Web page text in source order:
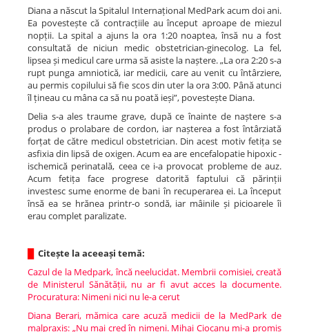
Diana a născut la Spitalul Internațional MedPark acum doi ani.
Ea povestește că contracțiile au început aproape de miezul
nopții. La spital a ajuns la ora 1:20 noaptea, însă nu a fost
consultată de niciun medic obstetrician-ginecolog. La fel,
lipsea și medicul care urma să asiste la naștere. „La ora 2:20 s-a
rupt punga amniotică, iar medicii, care au venit cu întârziere,
au permis copilului să fie scos din uter la ora 3:00. Până atunci
îl țineau cu mâna ca să nu poată ieși”, povestește Diana.
Delia s-a ales traume grave, după ce înainte de naștere s-a
produs o prolabare de cordon, iar nașterea a fost întârziată
forțat de către medicul obstetrician. Din acest motiv fetița se
asfixia din lipsă de oxigen. Acum ea are encefalopatie hipoxic -
ischemică perinatală, ceea ce i-a provocat probleme de auz.
Acum fetița face progrese datorită faptului că părinții
investesc sume enorme de bani în recuperarea ei. La început
însă ea se hrănea printr-o sondă, iar mâinile și picioarele îi
erau complet paralizate.
Citește la aceeași temă:
Cazul de la Medpark, încă neelucidat. Membrii comisiei, creată
de Ministerul Sănătății, nu ar fi avut acces la documente.
Procuratura: Nimeni nici nu le-a cerut
Diana Berari, mămica care acuză medicii de la MedPark de
malpraxis: „Nu mai cred în nimeni. Mihai Ciocanu mi-a promis